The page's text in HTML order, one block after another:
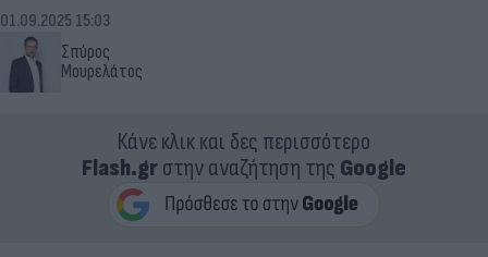
Σπύρος
Μουρελάτος
01.09.2025 15:03
Κάνε κλικ και δες περισσότερο
Flash.grστην αναζήτηση της Google